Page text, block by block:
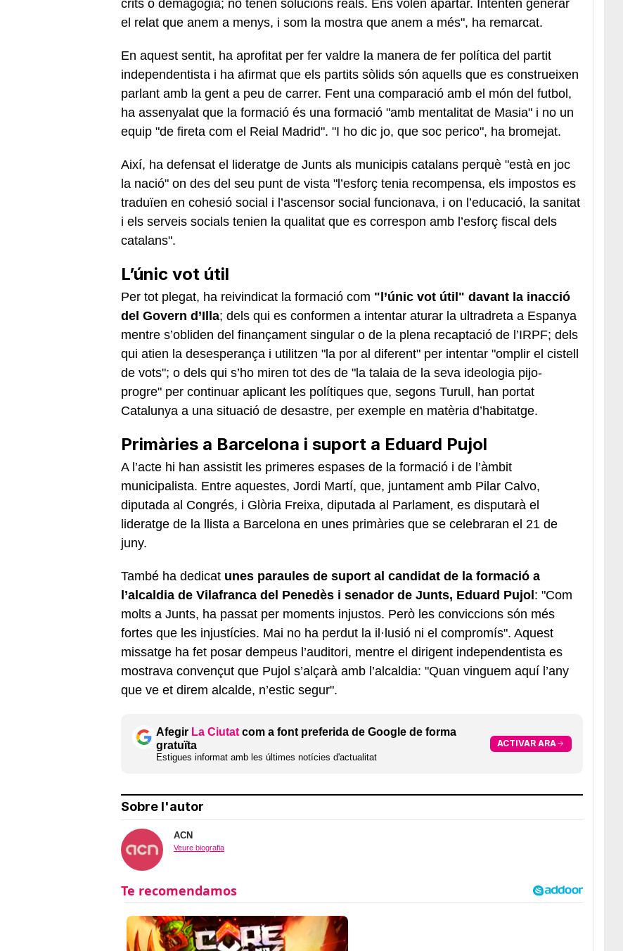
crits o demagògia; no tenen solucions reals. Ens volen apartar. Intenten generar
el relat que anem a menys, i som la mostra que anem a més", ha remarcat.
En aquest sentit, ha aprofitat per fer valdre la manera de fer política del partit
independentista i ha afirmat que els partits sòlids són aquells que es construeixen
parlant amb la gent a peu de carrer. Fent una comparació amb el món del futbol,
ha assenyalat que la formació és una formació "amb mentalitat de Masia" i no un
equip "de fireta com el Reial Madrid". "I ho dic jo, que soc perico", ha bromejat.
Així, ha defensat el lideratge de Junts als municipis catalans perquè "està en joc
la nació" on des del seu punt de vista "l’esforç tenia recompensa, els impostos es
traduïen en cohesió social i l’ascensor social funcionava, i on l’educació, la sanitat
i els serveis socials tenien la qualitat que es correspon amb l’esforç fiscal dels
catalans".
L’únic vot útil
Per tot plegat, ha reivindicat la formació com "l’únic vot útil" davant la inacció
del Govern d’Illa; dels qui es conformen a intentar aturar la ultradreta a Espanya
mentre s’obliden del finançament singular o de la plena recaptació de l’IRPF; dels
qui atien la desesperança i utilitzen "la por al diferent" per intentar "omplir el cistell
de vots"; o dels qui s’ho miren tot des de "la talaia de la seva ideologia pijo-
progre" per continuar aplicant les polítiques que, segons Turull, han portat
Catalunya a una situació de desastre, per exemple en matèria d’habitatge.
Primàries a Barcelona i suport a Eduard Pujol
A l’acte hi han assistit les primeres espases de la formació i de l’àmbit
municipalista. Entre aquestes, Jordi Martí, que, juntament amb Pilar Calvo,
diputada al Congrés, i Glòria Freixa, diputada al Parlament, es disputarà el
lideratge de la llista a Barcelona en unes primàries que se celebraran el 21 de
juny.
També ha dedicat unes paraules de suport al candidat de la formació a
l’alcaldia de Vilafranca del Penedès i senador de Junts, Eduard Pujol: "Com
molts a Junts, ha passat per moments injustos. Però les conviccions són més
fortes que les injustícies. Mai no ha perdut la il·lusió ni el compromís". Aquest
missatge ha fet posar dempeus l’auditori, mentre el dirigent independentista es
mostrava convençut que Pujol s’alçarà amb l’alcaldia: "Quan vinguem aquí l’any
que ve et direm alcalde, n’estic segur".
Afegir La Ciutat com a font preferida de Google de forma
gratuïta
Estigues informat amb les últimes notícies d'actualitat
ACTIVAR ARA
Sobre l'autor
ACN
Veure biografia